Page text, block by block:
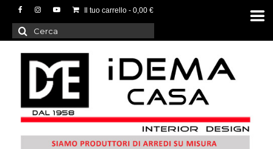
Il tuo carrello - 0,00 €
Cerca: